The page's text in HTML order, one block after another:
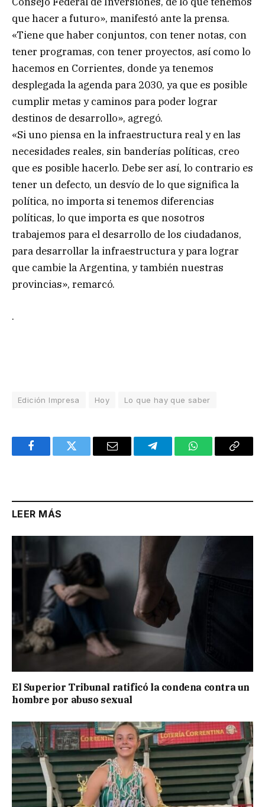
que hacer a futuro», manifestó ante la prensa.
«Tiene que haber conjuntos, con tener notas, con
tener programas, con tener proyectos, así como lo
hacemos en Corrientes, donde ya tenemos
desplegada la agenda para 2030, ya que es posible
cumplir metas y caminos para poder lograr
destinos de desarrollo», agregó.
«Si uno piensa en la infraestructura real y en las
necesidades reales, sin banderías políticas, creo
que es posible hacerlo. Debe ser así, lo contrario es
tener un defecto, un desvío de lo que significa la
política, no importa si tenemos diferencias
políticas, lo que importa es que nosotros
trabajemos para el desarrollo de los ciudadanos,
para desarrollar la infraestructura y para lograr
que cambie la Argentina, y también nuestras
provincias», remarcó.
.
Edición Impresa Hoy Lo que hay que saber
FacebookTwitter Email TelegramWhatsAppCopy
LEER MÁS
El Superior Tribunal ratificó la condena contra un
hombre por abuso sexual